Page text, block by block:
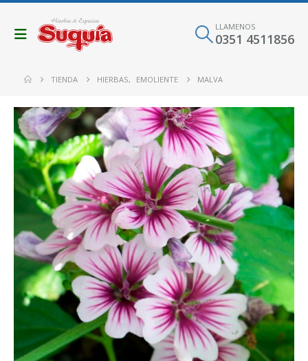
LLAMENOS
0351 4511856
TIENDA HIERBAS, EMOLIENTE MALVA